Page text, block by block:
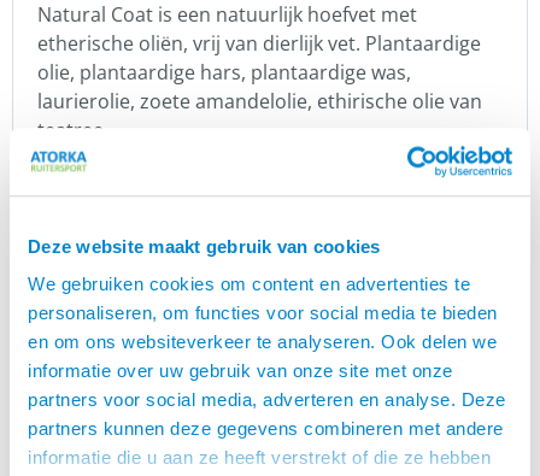
Deze website maakt gebruik van cookies
We gebruiken cookies om content en advertenties te
personaliseren, om functies voor social media te bieden
en om ons websiteverkeer te analyseren. Ook delen we
informatie over uw gebruik van onze site met onze
partners voor social media, adverteren en analyse. Deze
partners kunnen deze gegevens combineren met andere
informatie die u aan ze heeft verstrekt of die ze hebben
Natural Coat is een natuurlijk hoefvet met
etherische oliën, vrij van dierlijk vet. Plantaardige
olie, plantaardige hars, plantaardige was,
laurierolie, zoete amandelolie, ethirische olie van
teatree.
500 ml en kleurloos. Maar ben je fan dan is er een
grotere verpakking te bestellen hoor. Onze
klantenservice kan je hier alles over vertellen.
The Horsup Company
The Horsup Company wil dat jouw paard zich goed
voelt. Met onze kennis en ervaring willen zij jou
helpen om jouw paard in optimale conditie te